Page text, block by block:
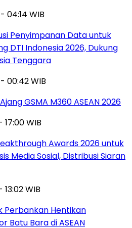
04:14 WIB
Penyimpanan Data untuk
DTI Indonesia 2026, Dukung
Tenggara
00:42 WIB
GSMA M360 ASEAN 2026
WIB
Awards 2026 untuk
Media Sosial, Distribusi Siaran
WIB
Perbankan Hentikan
Batu Bara di ASEAN